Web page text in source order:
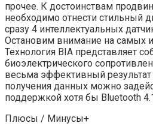
прочее. К достоинствам
необходимо отнести стильный
сразу 4 интеллектуальных
Остановим внимание на самых
Технология BIA представляет
биоэлектрического
весьма эффективный
получения данных можно
поддержкой хотя бы Bluetooth
Плюсы / Минусы+